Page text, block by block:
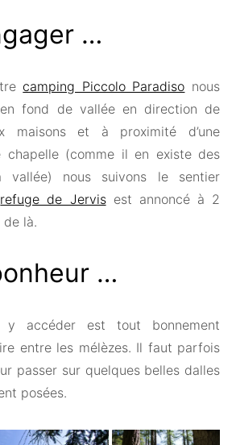
…
camping Piccolo Paradiso nous
fond de vallée en direction de
maisons et à proximité d’une
chapelle (comme il en existe des
vallée) nous suivons le sentier
refuge de Jervisest annoncé à 2
de là.
…
accéder est tout bonnement
entre les mélèzes. Il faut parfois
passer sur quelques belles dalles
posées.